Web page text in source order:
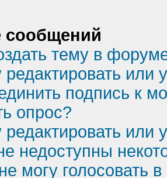
сообщений
тему в
редактировать или
подпись к
опрос?
редактировать или
недоступны
могу голосовать